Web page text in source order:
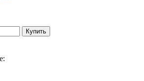
Купить